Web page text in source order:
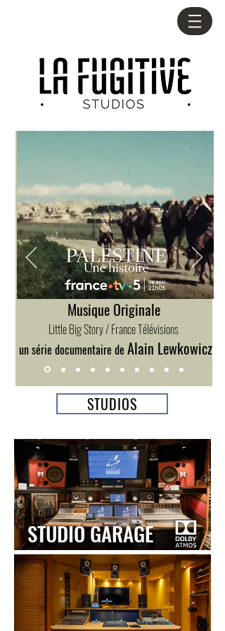
Musique Originale
Little Big Story / France Télévisions
un série documentaire de Alain Lewkowicz
STUDIOS
STUDIO GARAGE